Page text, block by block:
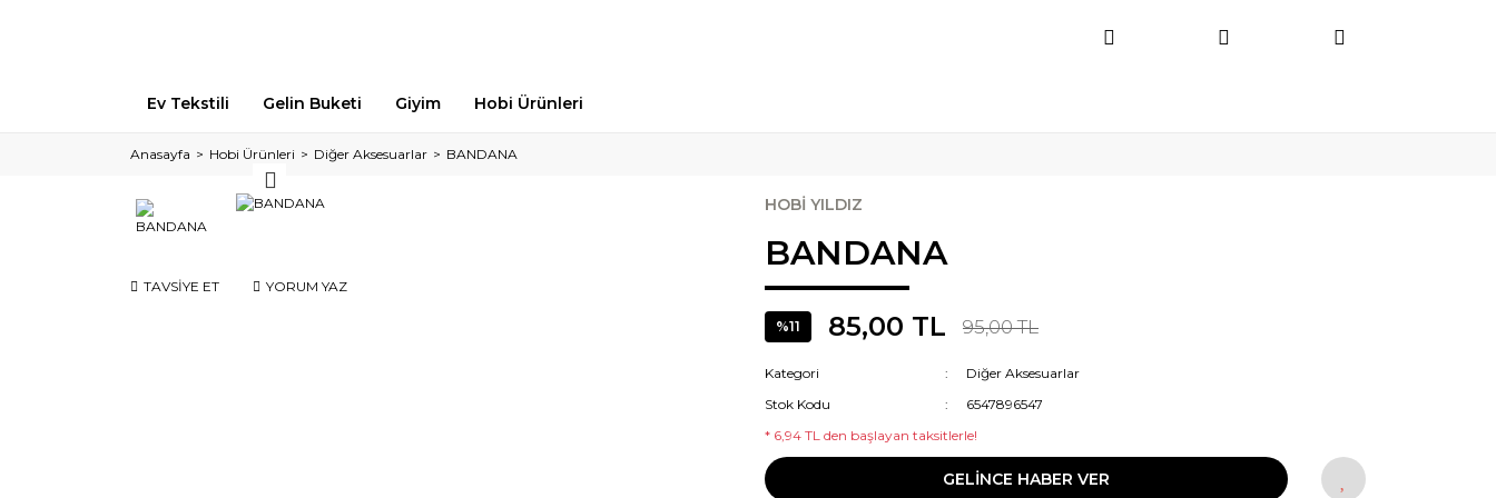
Ev Tekstili Gelin Buketi Giyim Hobi Ürünleri
Anasayfa Hobi Ürünleri Diğer Aksesuarlar BANDANA
TAVSİYE ET YORUM YAZ
HOBİ YILDIZ
BANDANA
%11 85,00 TL 95,00 TL
Kategori
Diğer Aksesuarlar
Stok Kodu
6547896547
* 6,94 TL den başlayan taksitlerle!
GELİNCE HABER VER